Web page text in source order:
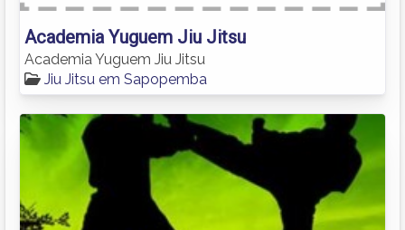
Academia Yuguem Jiu Jitsu
Academia Yuguem Jiu Jitsu
Jiu Jitsu em Sapopemba